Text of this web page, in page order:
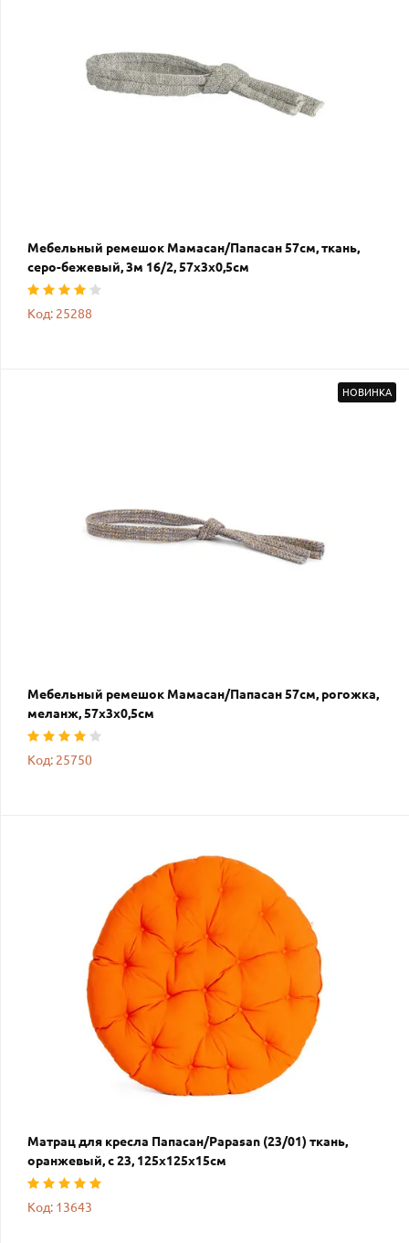
Мебельный ремешок Мамасан/Папасан 57см, ткань,
серо-бежевый, 3м 16/2, 57х3х0,5см
Код: 25288
НОВИНКА
Мебельный ремешок Мамасан/Папасан 57см, рогожка,
меланж, 57х3х0,5см
Код: 25750
Матрац для кресла Папасан/Papasan (23/01) ткань,
оранжевый, с 23, 125х125х15см
Код: 13643